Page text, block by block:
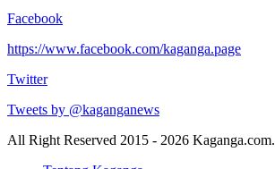
Facebook
https://www.facebook.com/kaganga.page
Twitter
Tweets by @kaganganews
All Right Reserved 2015 - 2026 Kaganga.com.